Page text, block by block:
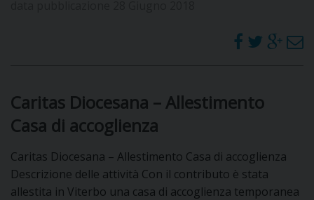
Caritas Diocesana – Allestimento
Casa di accoglienza
Caritas Diocesana – Allestimento Casa di accoglienza
Descrizione delle attività Con il contributo è stata
allestita in Viterbo una casa di accoglienza temporanea